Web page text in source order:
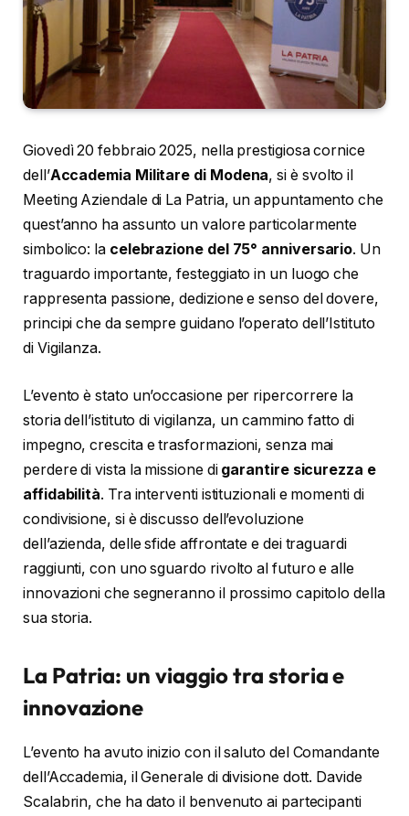
Giovedì 20 febbraio 2025, nella prestigiosa cornice
dell’Accademia Militare di Modena, si è svolto il
Meeting Aziendale di La Patria, un appuntamento che
quest’anno ha assunto un valore particolarmente
simbolico: la celebrazione del 75° anniversario. Un
traguardo importante, festeggiato in un luogo che
rappresenta passione, dedizione e senso del dovere,
principi che da sempre guidano l’operato dell’Istituto
di Vigilanza.
L’evento è stato un’occasione per ripercorrere la
storia dell’istituto di vigilanza, un cammino fatto di
impegno, crescita e trasformazioni, senza mai
perdere di vista la missione di garantire sicurezza e
affidabilità. Tra interventi istituzionali e momenti di
condivisione, si è discusso dell’evoluzione
dell’azienda, delle sfide affrontate e dei traguardi
raggiunti, con uno sguardo rivolto al futuro e alle
innovazioni che segneranno il prossimo capitolo della
sua storia.
La Patria: un viaggio tra storia e
innovazione
L’evento ha avuto inizio con il saluto del Comandante
dell’Accademia, il Generale di divisione dott. Davide
Scalabrin, che ha dato il benvenuto ai partecipanti